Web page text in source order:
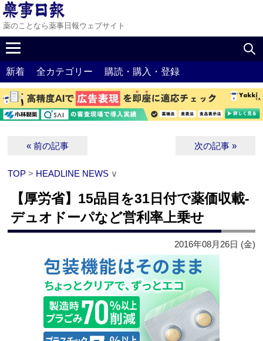
薬のことなら薬事日報ウェブサイト
新着 全カテゴリー 購読・購入・登録
« 前の記事 次の記事 »
TOP > HEADLINE NEWS ∨
【厚労省】15品目を31日付で薬価収載‐
デュオドーパなど営利率上乗せ
2016年08月26日 (金)